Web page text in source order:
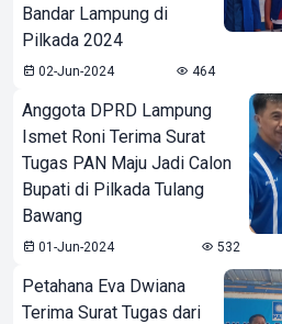
Bandar Lampung di
Pilkada 2024
02-Jun-2024 464
Anggota DPRD Lampung
Ismet Roni Terima Surat
Tugas PAN Maju Jadi Calon
Bupati di Pilkada Tulang
Bawang
01-Jun-2024 532
Petahana Eva Dwiana
Terima Surat Tugas dari